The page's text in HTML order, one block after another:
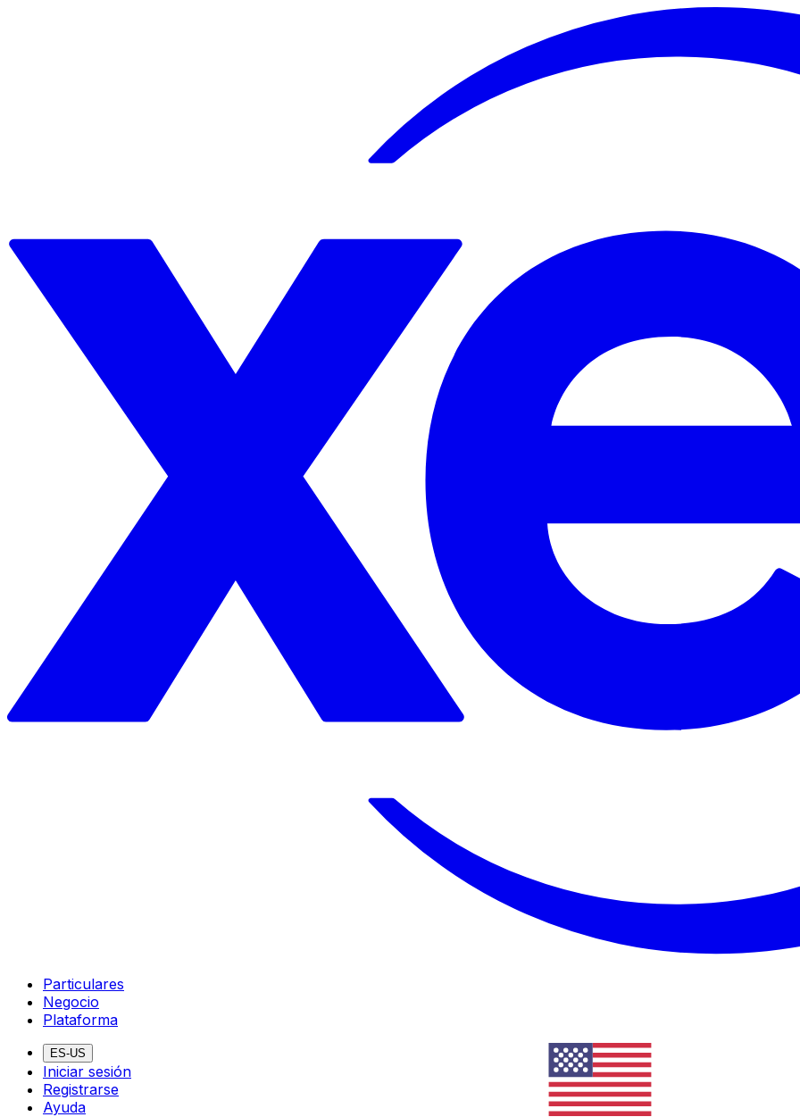
Particulares
Negocio
Plataforma
ES-US
Iniciar sesión
Registrarse
Ayuda